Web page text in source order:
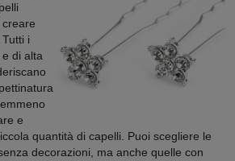
i
di alta
e
quantità di capelli. Puoi scegliere le
decorazioni, ma anche quelle con